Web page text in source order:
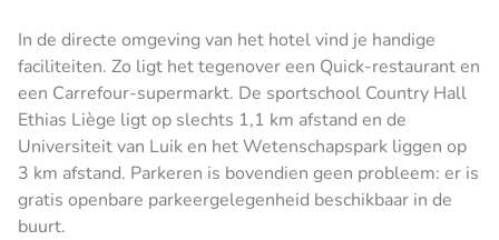
In de directe omgeving van het hotel vind je handige
faciliteiten. Zo ligt het tegenover een Quick-restaurant en
een Carrefour-supermarkt. De sportschool Country Hall
Ethias Liège ligt op slechts 1,1 km afstand en de
Universiteit van Luik en het Wetenschapspark liggen op
3 km afstand. Parkeren is bovendien geen probleem: er is
gratis openbare parkeergelegenheid beschikbaar in de
buurt.